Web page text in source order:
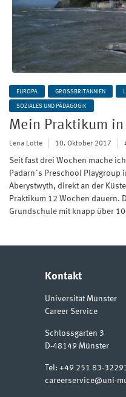
EUROPA GROSSBRITANNIEN
SOZIALES UND PÄDAGOGIK
Mein Praktikum
Lena Lotte 10. Oktober 2017
Seit fast drei Wochen mache
Padarn´s Preschool
Aberystwyth, direkt an der
Praktikum 12 Wochen dauern.
Grundschule mit knapp über
Kontakt
Universität Münster
Career Service
Schlossgarten 3
D-48149 Münster
Tel: +49 251 83-
careerservice@uni-